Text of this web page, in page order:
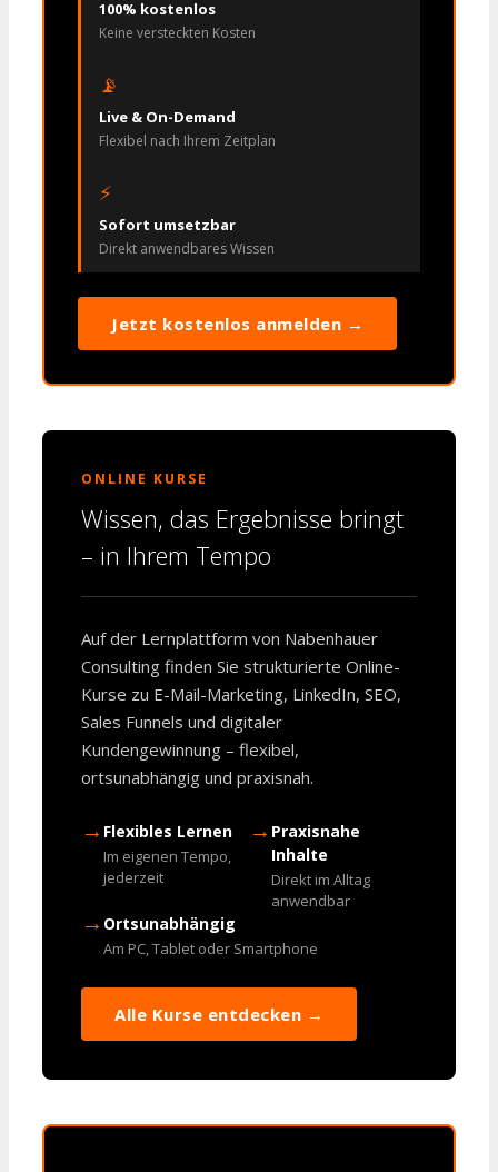
100% kostenlos
Keine versteckten Kosten
📡
Live & On-Demand
Flexibel nach Ihrem Zeitplan
⚡
Sofort umsetzbar
Direkt anwendbares Wissen
Jetzt kostenlos anmelden →
ONLINE KURSE
Wissen, das Ergebnisse bringt
– in Ihrem Tempo
Auf der Lernplattform von Nabenhauer
Consulting finden Sie strukturierte Online-
Kurse zu E-Mail-Marketing, LinkedIn, SEO,
Sales Funnels und digitaler
Kundengewinnung – flexibel,
ortsunabhängig und praxisnah.
→ Flexibles Lernen
Im eigenen Tempo,
jederzeit
→ Praxisnahe
Inhalte
Direkt im Alltag
anwendbar
→ Ortsunabhängig
Am PC, Tablet oder Smartphone
Alle Kurse entdecken →